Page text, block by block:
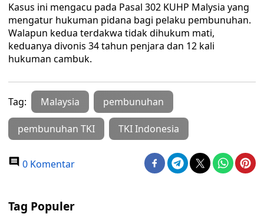
Kasus ini mengacu pada Pasal 302 KUHP Malysia yang
mengatur hukuman pidana bagi pelaku pembunuhan.
Walapun kedua terdakwa tidak dihukum mati,
keduanya divonis 34 tahun penjara dan 12 kali
hukuman cambuk.
Tag: Malaysia pembunuhan
pembunuhan TKI TKI Indonesia
0 Komentar
Tag Populer